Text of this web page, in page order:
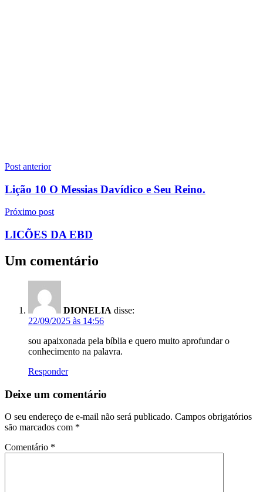
Navegação
de
Post
Post anterior
Lição 10 O Messias Davídico e Seu Reino.
Próximo post
LICÕES DA EBD
Um comentário
DIONELIA disse:
22/09/2025 às 14:56
sou apaixonada pela bíblia e quero muito aprofundar o
conhecimento na palavra.
Responder
Deixe um comentário
O seu endereço de e-mail não será publicado. Campos obrigatórios
são marcados com *
Comentário *